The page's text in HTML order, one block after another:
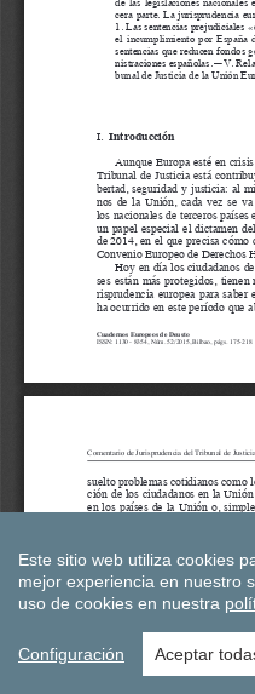
Este sitio web utiliza cookies
mejor experiencia en nuestro
uso de cookies en nuestra
Configuración Aceptar